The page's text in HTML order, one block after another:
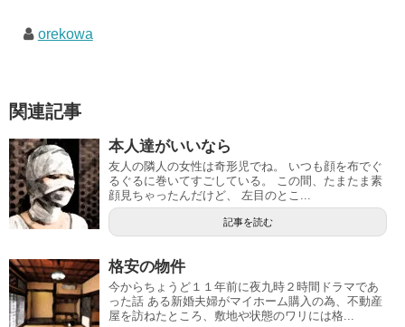
orekowa
関連記事
本人達がいいなら
友人の隣人の女性は奇形児でね。 いつも顔を布でぐ
るぐるに巻いてすごしている。 この間、たまたま素
顔見ちゃったんだけど、 左目のとこ...
記事を読む
格安の物件
今からちょうど１１年前に夜九時２時間ドラマであ
った話 ある新婚夫婦がマイホーム購入の為、不動産
屋を訪ねたところ、敷地や状態のワリには格...